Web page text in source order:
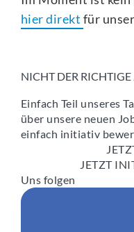
hier direkt für
NICHT DER RICHTIGE
Einfach Teil unseres
über unsere neuen
einfach initiativ
JETZT
Uns folgen